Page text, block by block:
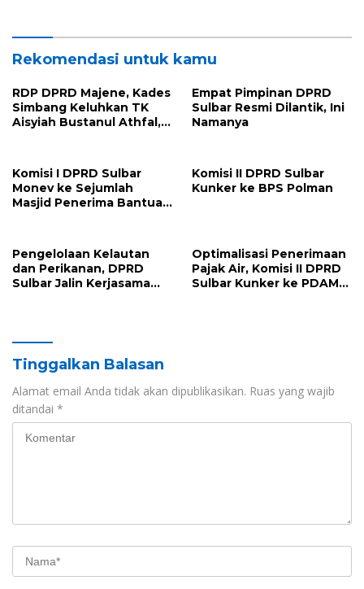
Rekomendasi untuk kamu
RDP DPRD Majene, Kades
Simbang Keluhkan TK
Aisyiah Bustanul Athfal,
Empat Pimpinan DPRD
Sulbar Resmi Dilantik, Ini
Namanya
Komisi I DPRD Sulbar
Monev ke Sejumlah
Masjid Penerima Bantuan
Komisi II DPRD Sulbar
Kunker ke BPS Polman
Pengelolaan Kelautan
dan Perikanan, DPRD
Sulbar Jalin Kerjasama
Optimalisasi Penerimaan
Pajak Air, Komisi II DPRD
Sulbar Kunker ke PDAM
Tinggalkan Balasan
Alamat email Anda tidak akan dipublikasikan. Ruas yang wajib
ditandai *